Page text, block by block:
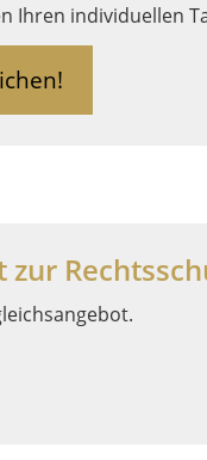
Ihren individuellen